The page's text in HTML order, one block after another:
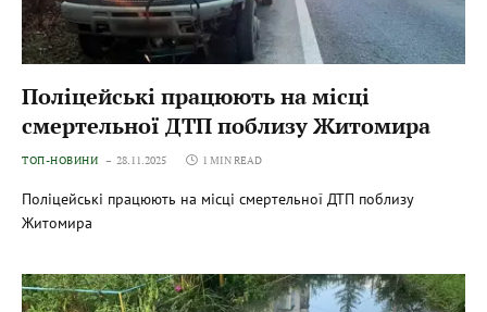
Поліцейські працюють на місці
смертельної ДТП поблизу Житомира
ТОП-НОВИНИ 28.11.2025 1 MIN READ
Поліцейські працюють на місці смертельної ДТП поблизу
Житомира